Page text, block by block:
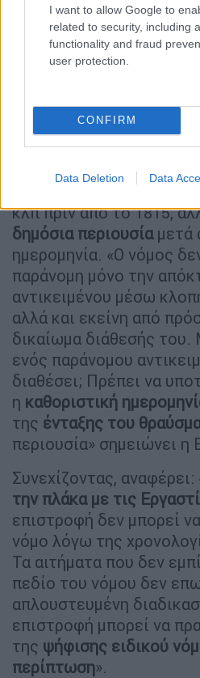
I want to allow Google to
related to security, including
functionality and fraud
user protection.
CONFIRM
Data Deletion Data
Μόνο ένα
Παρθενώνα είχε
το 1815, σημειώνει η
αυτά τα θραύσματα θα
εμπίπτουν στον νόμο
Συνεχίζοντας η
ερώτημα αν ο νέος
αντικείμενα που
κλπ πριν από το 1815,
δημόσια περιουσίαμετά
ημερομηνία. «Ο νόμος
παράνομη μόνο την
αντικειμένου μέσω
αλλά και εκείνη από
δικαίωμα διάθεσής
ενός παράνομου
διαθέσει; Πρέπει να
η καθοριστική
της ένταξης του
περιουσία» σημειώνει η
Συνεχίζοντας, αναφέρει:
την πλάκα με τις
επιστροφή δεν μπορεί
νόμο λόγω της
Τα αιτήματα που δεν
πεδίο του νόμου δεν
απλουστευμένη
επιστροφή μπορεί να
της ψήφισης ειδικού
περίπτωση».